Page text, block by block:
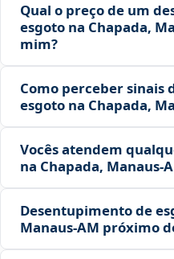
Qual o preço de um
esgoto na Chapada,
mim?
Como perceber sinais
esgoto na Chapada,
Vocês atendem
na Chapada,
Desentupimento de
Manaus‑AM próximo